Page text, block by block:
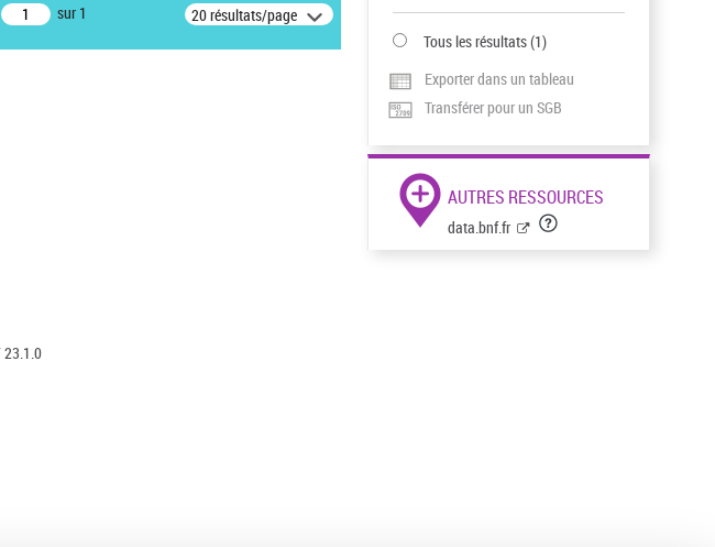
sur 1 20 résultats/page
Tous les résultats(1)
Exporter dans un tableau
Transférer pour un SGB
AUTRES RESSOURCES
data.bnf.fr
23.1.0